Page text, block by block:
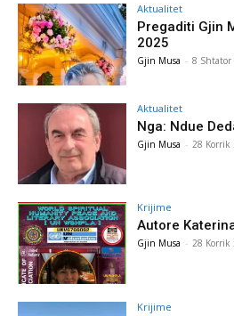
Aktualitet
Pregaditi Gjin
2025
Gjin Musa - 8 Shtator
Aktualitet
Nga: Ndue
Gjin Musa - 28 Korrik
Krijime
Autore
Gjin Musa - 28 Korrik
Krijime